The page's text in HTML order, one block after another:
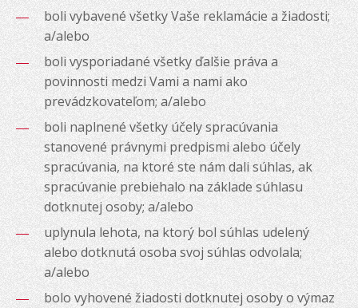
boli vybavené všetky Vaše reklamácie a žiadosti;
a/alebo
boli vysporiadané všetky ďalšie práva a
povinnosti medzi Vami a nami ako
prevádzkovateľom; a/alebo
boli naplnené všetky účely spracúvania
stanovené právnymi predpismi alebo účely
spracúvania, na ktoré ste nám dali súhlas, ak
spracúvanie prebiehalo na základe súhlasu
dotknutej osoby; a/alebo
uplynula lehota, na ktorý bol súhlas udelený
alebo dotknutá osoba svoj súhlas odvolala;
a/alebo
bolo vyhovené žiadosti dotknutej osoby o výmaz